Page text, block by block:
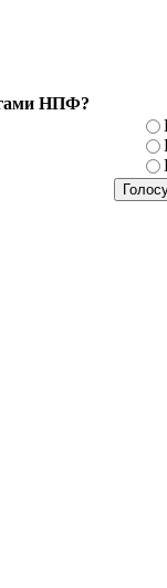
НПФ?